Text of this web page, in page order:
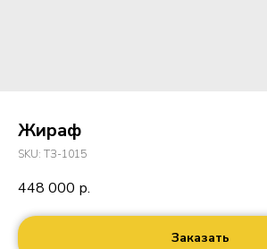
Жираф
SKU: ТЗ-1015
448 000 р.
Заказать